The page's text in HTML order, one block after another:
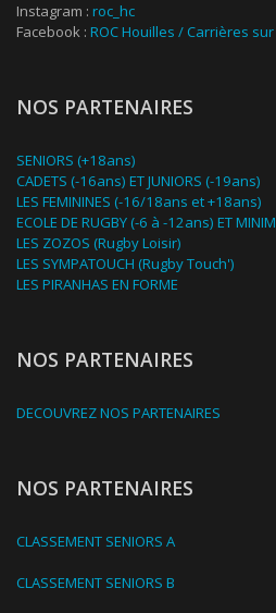
Instagram : roc_hc
Facebook : ROC Houilles / Carrières
NOS PARTENAIRES
SENIORS (+18ans)
CADETS (-16ans) ET JUNIORS (-19ans)
LES FEMININES (-16/18ans et +18ans)
ECOLE DE RUGBY (-6 à -12ans) ET
LES ZOZOS (Rugby Loisir)
LES SYMPATOUCH (Rugby Touch')
LES PIRANHAS EN FORME
NOS PARTENAIRES
DECOUVREZ NOS PARTENAIRES
NOS PARTENAIRES
CLASSEMENT SENIORS A
CLASSEMENT SENIORS B